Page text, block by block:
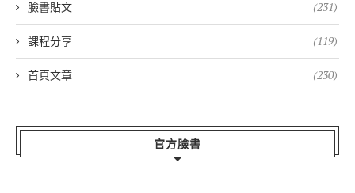
臉書貼文 (231)
課程分享 (119)
首頁文章 (230)
官方臉書